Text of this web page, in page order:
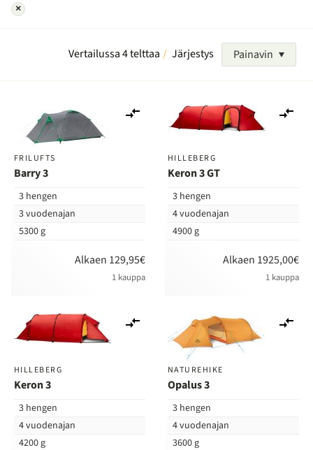
×
Vertailussa 4 telttaa Järjestys Painavin
FRILUFTS
Barry 3
3 hengen
3 vuodenajan
5300 g
Alkaen 129,95€
1 kauppa
vertailuun
HILLEBERG
Keron 3 GT
3 hengen
4 vuodenajan
4900 g
Alkaen 1925,00€
1 kauppa
HILLEBERG
Keron 3
3 hengen
4 vuodenajan
4200 g
vertailuun
NATUREHIKE
Opalus 3
3 hengen
4 vuodenajan
3600 g